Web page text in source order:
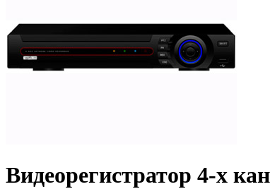
Видеорегистратор 4-х